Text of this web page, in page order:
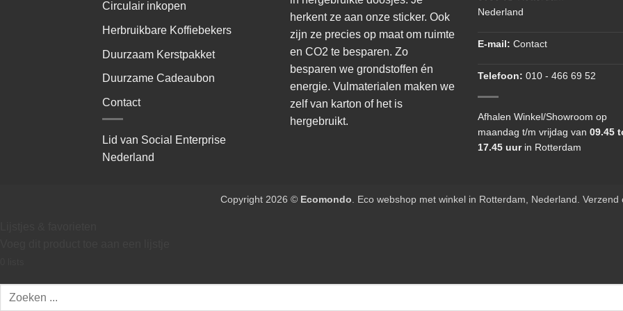
Circulair inkopen
Herbruikbare Koffiebekers
Duurzaam Kerstpakket
Duurzame Cadeaubon
Contact
Lid van Social Enterprise
Nederland
herkent ze aan onze sticker. Ook
zijn ze precies op maat om ruimte
en CO2 te besparen. Zo
besparen we grondstoffen én
energie. Vulmaterialen maken we
zelf van karton of het is
hergebruikt.
Nederland
E-mail: Contact
Telefoon: 010 - 466 69 52
Afhalen Winkel/Showroom op
maandag t/m vrijdag van 09.45
17.45 uurin Rotterdam
Copyright 2026 © Ecomondo . Eco webshop met winkel in Rotterdam, Nederland.
Zoeken